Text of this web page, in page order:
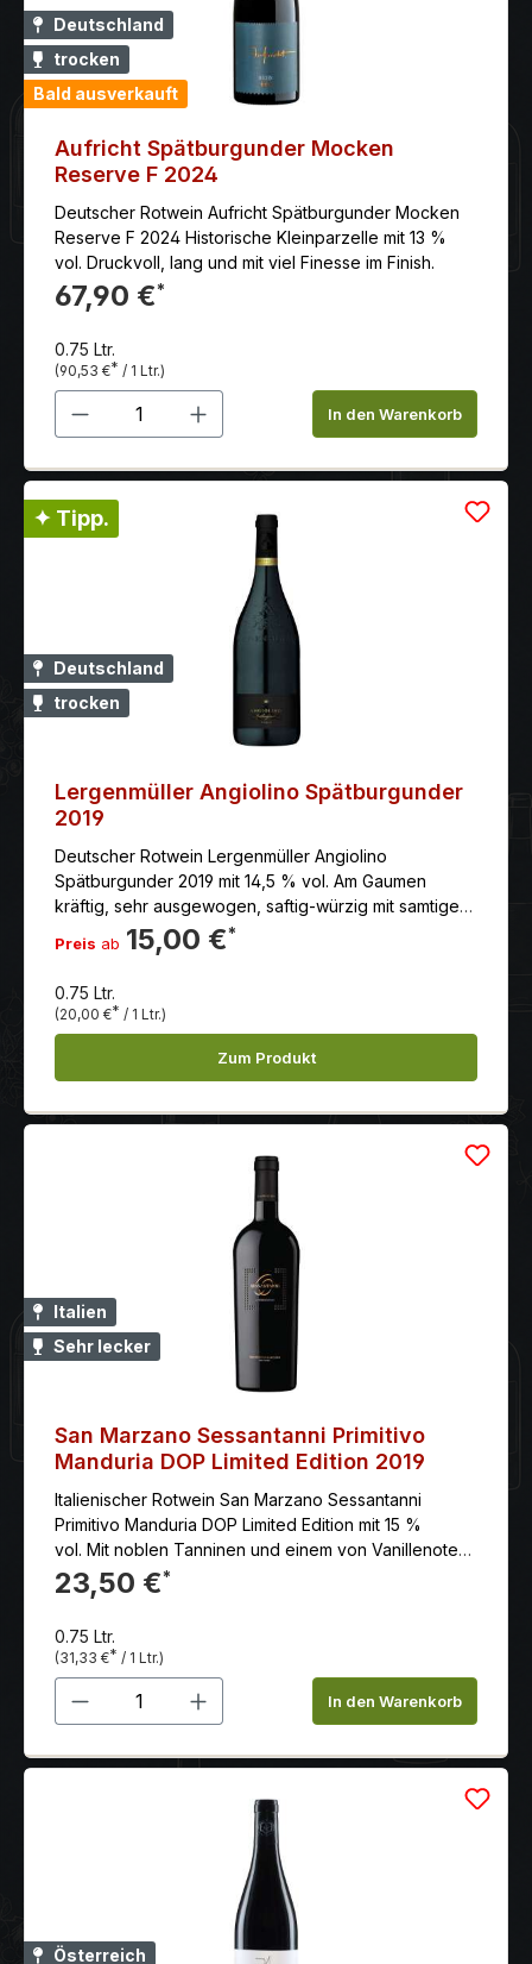
Deutschland
trocken
Bald ausverkauft
Aufricht Spätburgunder Mocken
Reserve F 2024
Deutscher Rotwein Aufricht Spätburgunder Mocken
Reserve F 2024 Historische Kleinparzelle mit 13 %
vol. Druckvoll, lang und mit viel Finesse im Finish.
67,90 €*
0.75 Ltr.
(90,53 €* / 1 Ltr.)
Produkt Anzahl: Gib denIn den Warenkorb
✦ Tipp.
Deutschland
trocken
Lergenmüller Angiolino Spätburgunder
2019
Deutscher Rotwein Lergenmüller Angiolino
Spätburgunder 2019 mit 14,5 % vol. Am Gaumen
kräftig, sehr ausgewogen, saftig-würzig mit samtiger
Textur. Schöne Länge.
Preis ab 15,00 €*
0.75 Ltr.
(20,00 €* / 1 Ltr.)
Zum Produkt
Italien
Sehr lecker
San Marzano Sessantanni Primitivo
Manduria DOP Limited Edition 2019
Italienischer Rotwein San Marzano Sessantanni
Primitivo Manduria DOP Limited Edition mit 15 %
vol. Mit noblen Tanninen und einem von Vanillenoten
begleiteten langem Abgang.
23,50 €*
0.75 Ltr.
(31,33 €* / 1 Ltr.)
Produkt Anzahl: Gib denIn den Warenkorb
Österreich